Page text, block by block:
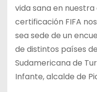
vida sana en
certificación FIFA
sea sede de un
de distintos países
Sudamericana de
Infante, alcalde de